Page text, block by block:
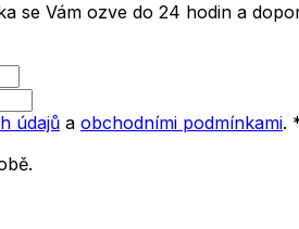
se Vám ozve do 24 hodin a
údajů a obchodními podmínkami.